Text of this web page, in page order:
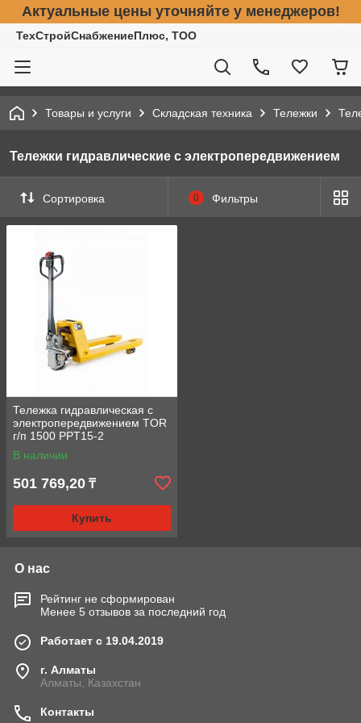
Актуальные цены уточняйте у менеджеров!
ТехСтройСнабжениеПлюс, ТОО
Товары и услуги Складская техника Тележки
Тележки гидравлические с электропередвижением
Сортировка 0 Фильтры
Тележка гидравлическая с
электропередвижением TOR
г/п 1500 PPT15-2
В наличии
501 769,20 ₸
Купить
О нас
Рейтинг не сформирован
Менее 5 отзывов за последний год
Работает с 19.04.2019
г. Алматы
Алматы, Казахстан
Контакты